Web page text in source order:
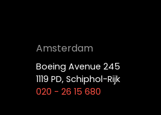
Amsterdam
Boeing Avenue 245
1119 PD, Schiphol-Rijk
020 - 26 15 680